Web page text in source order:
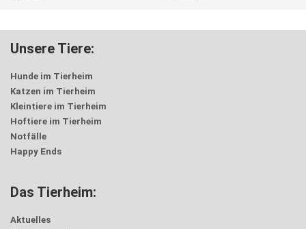
Unsere Tiere:
Hunde im Tierheim
Katzen im Tierheim
Kleintiere im Tierheim
Hoftiere im Tierheim
Notfälle
Happy Ends
Das Tierheim:
Aktuelles